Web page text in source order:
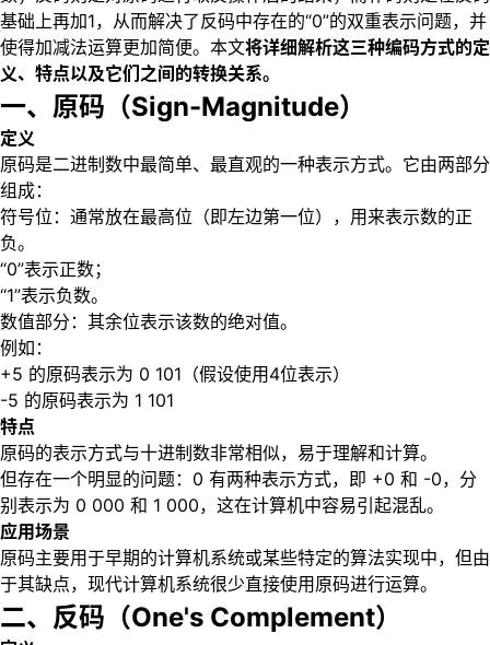
基础上再加1，从而解决了反码中存在的“0”的双重表示问题，并
使得加减法运算更加简便。本文将详细解析这三种编码方式的定
义、特点以及它们之间的转换关系。
一、原码（Sign-Magnitude）
定义
原码是二进制数中最简单、最直观的一种表示方式。它由两部分
组成：
符号位：通常放在最高位（即左边第一位），用来表示数的正
负。
“0”表示正数；
“1”表示负数。
数值部分：其余位表示该数的绝对值。
例如：
+5 的原码表示为 0 101（假设使用4位表示）
-5 的原码表示为 1 101
特点
原码的表示方式与十进制数非常相似，易于理解和计算。
但存在一个明显的问题：0 有两种表示方式，即 +0 和 -0，分
别表示为 0 000 和 1 000，这在计算机中容易引起混乱。
应用场景
原码主要用于早期的计算机系统或某些特定的算法实现中，但由
于其缺点，现代计算机系统很少直接使用原码进行运算。
二、反码（One's Complement）